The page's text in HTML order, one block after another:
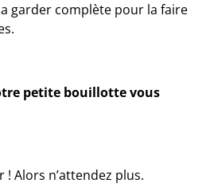
garder complète pour la faire
petite bouillotte vous
! Alors n’attendez plus.